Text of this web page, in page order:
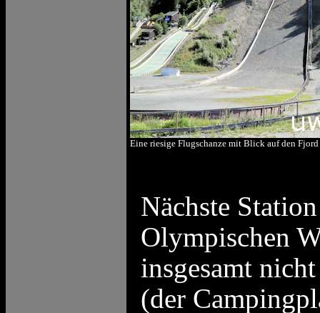
Eine riesige Flugschanze mit Blick auf den Fjord
Nächste
Olympischen
insgesamt
(der